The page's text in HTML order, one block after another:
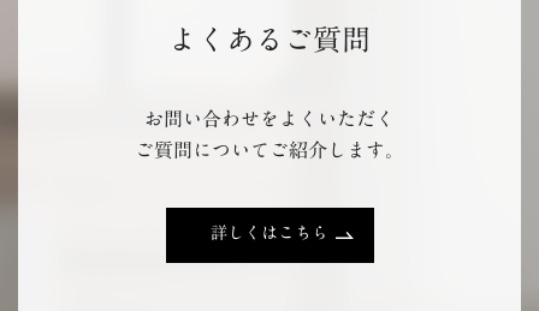
よくあるご質問
お問い合わせをよくいただく
ご質問についてご紹介します。
詳しくはこちら